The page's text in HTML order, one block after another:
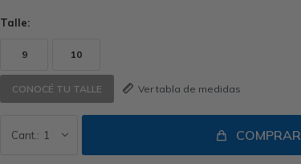
Talle:
9 10
CONOCÉ TU TALLE Ver tabla de medidas
1 COMPRAR